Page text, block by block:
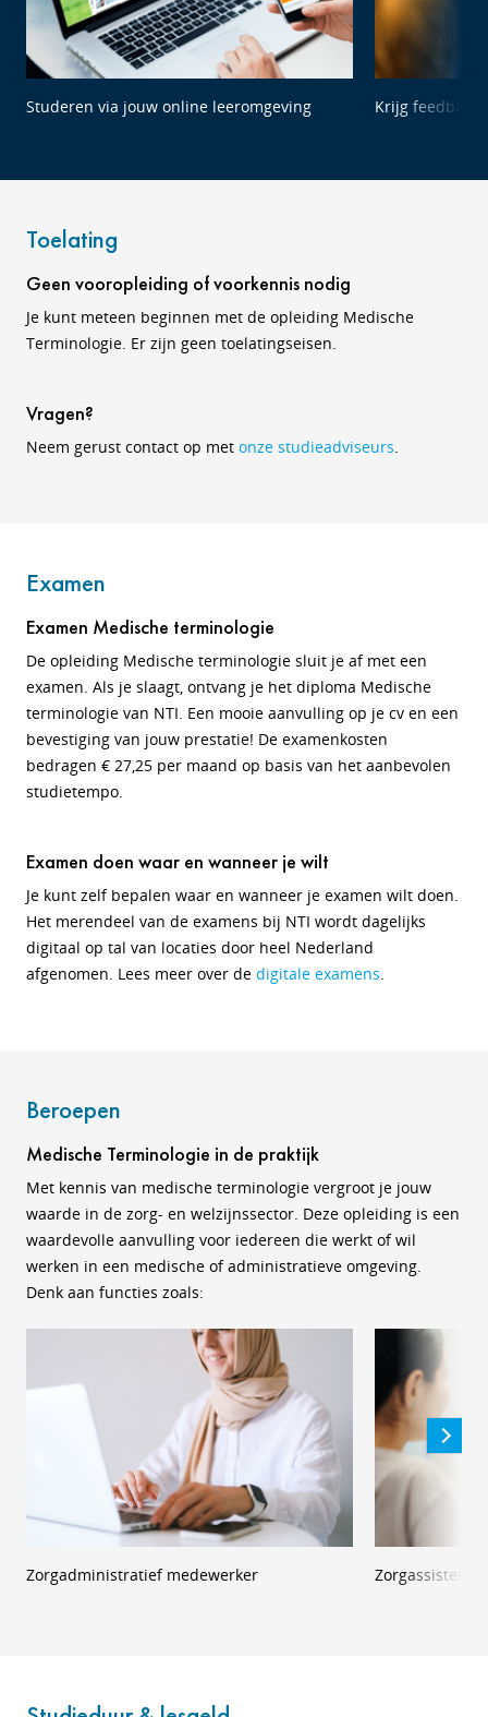
Studeren via jouw online leeromgeving Krijg feedback
Toelating
Geen vooropleiding of voorkennis nodig
Je kunt meteen beginnen met de opleiding Medische
Terminologie. Er zijn geen toelatingseisen.
Vragen?
Neem gerust contact op met onze studieadviseurs.
Examen
Examen Medische terminologie
De opleiding Medische terminologie sluit je af met een
examen. Als je slaagt, ontvang je het diploma Medische
terminologie van NTI. Een mooie aanvulling op je cv en een
bevestiging van jouw prestatie! De examenkosten
bedragen € 27,25 per maand op basis van het aanbevolen
studietempo.
Examen doen waar en wanneer je wilt
Je kunt zelf bepalen waar en wanneer je examen wilt doen.
Het merendeel van de examens bij NTI wordt dagelijks
digitaal op tal van locaties door heel Nederland
afgenomen. Lees meer over de digitale examens.
Beroepen
Medische Terminologie in de praktijk
Met kennis van medische terminologie vergroot je jouw
waarde in de zorg- en welzijnssector. Deze opleiding is een
waardevolle aanvulling voor iedereen die werkt of wil
werken in een medische of administratieve omgeving.
Denk aan functies zoals:
Zorgadministratief medewerker Zorgassistent